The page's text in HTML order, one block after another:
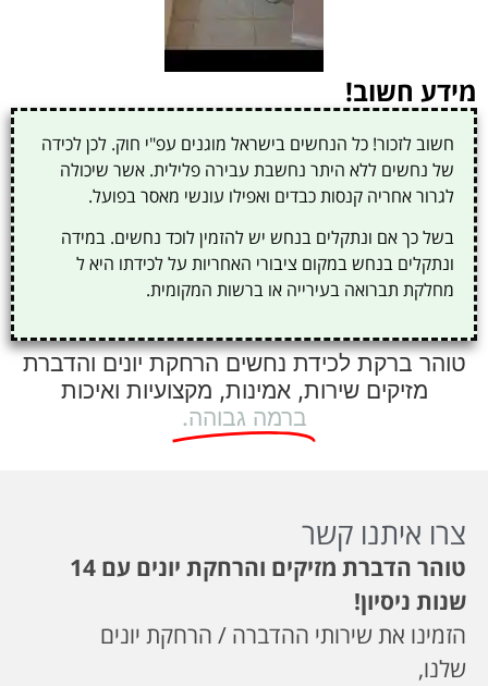
מידע חשוב!
חשוב לזכור! כל הנחשים בישראל מוגנים עפ"י חוק. לכן לכידה
של נחשים ללא היתר נחשבת עבירה פלילית. אשר שיכולה
לגרור אחריה קנסות כבדים ואפילו עונשי מאסר בפועל.
בשל כך אם ונתקלים בנחש יש להזמין לוכד נחשים. במידה
ונתקלים בנחש במקום ציבורי האחריות על לכידתו היא ל
מחלקת תברואה בעירייה או ברשות המקומית.
טוהר ברקת לכידת נחשים הרחקת יונים והדברת
מזיקים שירות, אמינות, מקצועיות ואיכות
ברמה גבוהה.
צרו איתנו קשר
טוהר הדברת מזיקים
והרחקת יונים עם 14
שנות ניסיון!
הזמינו את שירותי ההדברה / הרחקת יונים
שלנו,